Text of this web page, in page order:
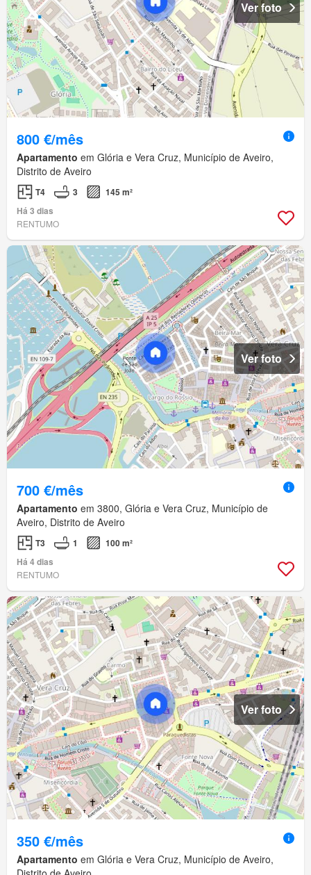
Ver foto
800 €/mês
Apartamento em Glória e Vera Cruz, Município de Aveiro,
Distrito de Aveiro
T4 3
145 m²
Há 3 dias
RENTUMO
Ver foto
700 €/mês
Apartamento em 3800, Glória e Vera Cruz, Município de
Aveiro, Distrito de Aveiro
T3 1
100 m²
Há 4 dias
RENTUMO
Ver foto
350 €/mês
Apartamento em Glória e Vera Cruz, Município de Aveiro,